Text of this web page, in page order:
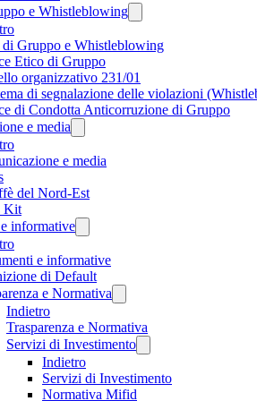
e Whistleblowing
di Gruppo e Whistleblowing
Etico di Gruppo
organizzativo 231/01
di segnalazione delle violazioni
di Condotta Anticorruzione di Gruppo
e media
e media
del Nord-Est
Kit
informative
e informative
di Default
e Normativa
Indietro
Trasparenza e Normativa
Servizi di Investimento
Indietro
Servizi di Investimento
Normativa Mifid